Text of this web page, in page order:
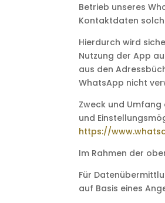
Betrieb unseres
Kontaktdaten
Hierdurch wird
Nutzung der App
aus den
WhatsApp nicht
Zweck und
und
https://
Im Rahmen der
Für
auf Basis eines